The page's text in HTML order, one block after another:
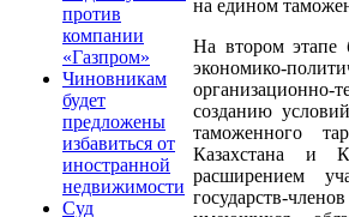
против
компании
«Газпром»
Чиновникам
будет
предложены
избавиться от
иностранной
недвижимости
Суд
на едином
На втором этапе
экономико-
созданию
таможенного
Казахстана и
расширением
государств-